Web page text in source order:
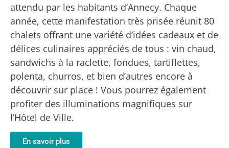
attendu par les habitants d’Annecy. Chaque
année, cette manifestation très prisée réunit 80
chalets offrant une variété d’idées cadeaux et de
délices culinaires appréciés de tous : vin chaud,
sandwichs à la raclette, fondues, tartiflettes,
polenta, churros, et bien d’autres encore à
découvrir sur place ! Vous pourrez également
profiter des illuminations magnifiques sur
l’Hôtel de Ville.
En savoir plus